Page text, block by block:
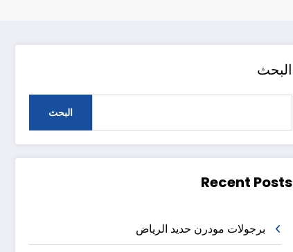
البحث
البحث
Recent Posts
برجولات مودرن حديد الرياض